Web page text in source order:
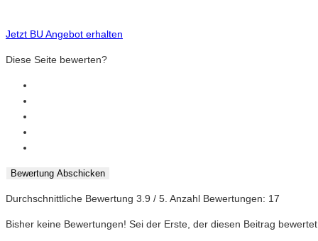
Jetzt BU Angebot erhalten
Diese Seite bewerten?
Bewertung Abschicken
Durchschnittliche Bewertung 3.9 / 5. Anzahl Bewertungen: 17
Bisher keine Bewertungen! Sei der Erste, der diesen Beitrag